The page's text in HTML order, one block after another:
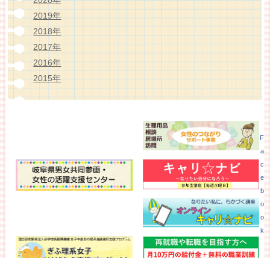
2019年
2018年
2017年
2016年
2015年
F
a
c
e
b
o
o
k